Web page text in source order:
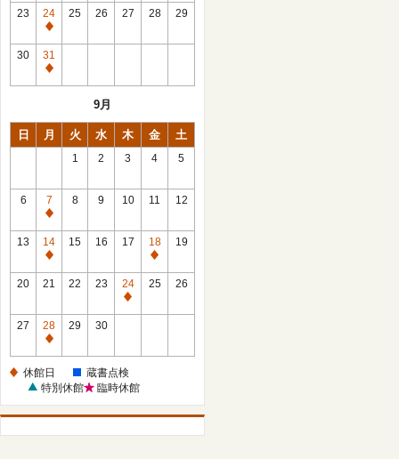
館
日
23
24
休
館
日
25 26 27 28 29
30
31
休
9月
日 月 火 水 木 金 土
1 2 3 4 5
6
7
休
館
日
8 9 10 11 12
13
14
休
館
15 16 17
18
休
館
19
20 21 22 23
24
休
25 26
27
28
休
日
29 30
休館日
蔵書点検
特別休館
臨時休館